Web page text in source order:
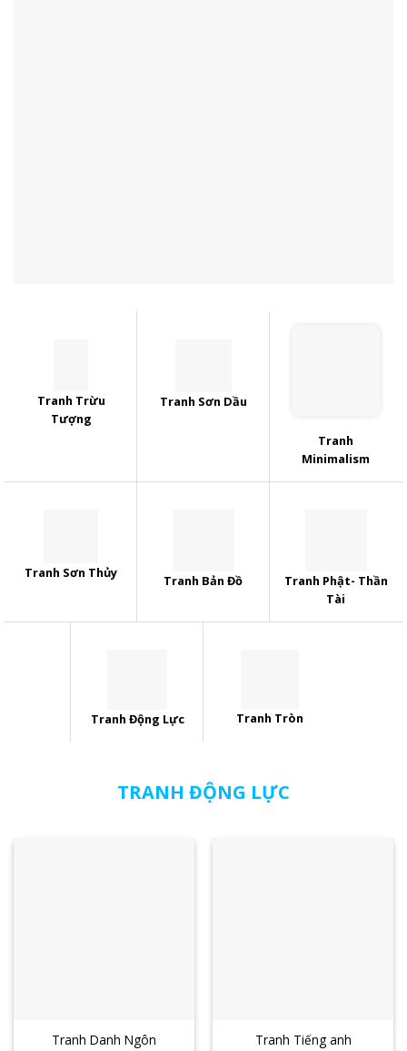
Tranh Trừu
Tượng
Tranh Sơn Dầu
Tranh
Minimalism
Tranh Sơn Thủy
Tranh Bản Đồ
Tranh Phật- Thần
Tài
Tranh Động Lực Tranh Tròn
TRANH ĐỘNG LỰC
Tranh Danh Ngôn Tranh Tiếng anh